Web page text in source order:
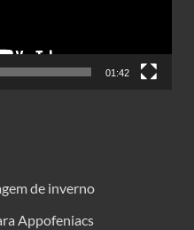
01:42
de inverno
Appofeniacs